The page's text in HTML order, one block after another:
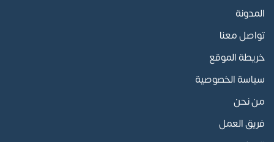
المدونة
تواصل معنا
خريطة الموقع
سياسة الخصوصية
من نحن
فريق العمل